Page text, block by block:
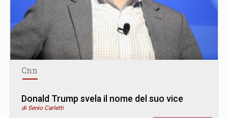
Cnn
Donald Trump svela il nome del suo vice
di Senio Carletti